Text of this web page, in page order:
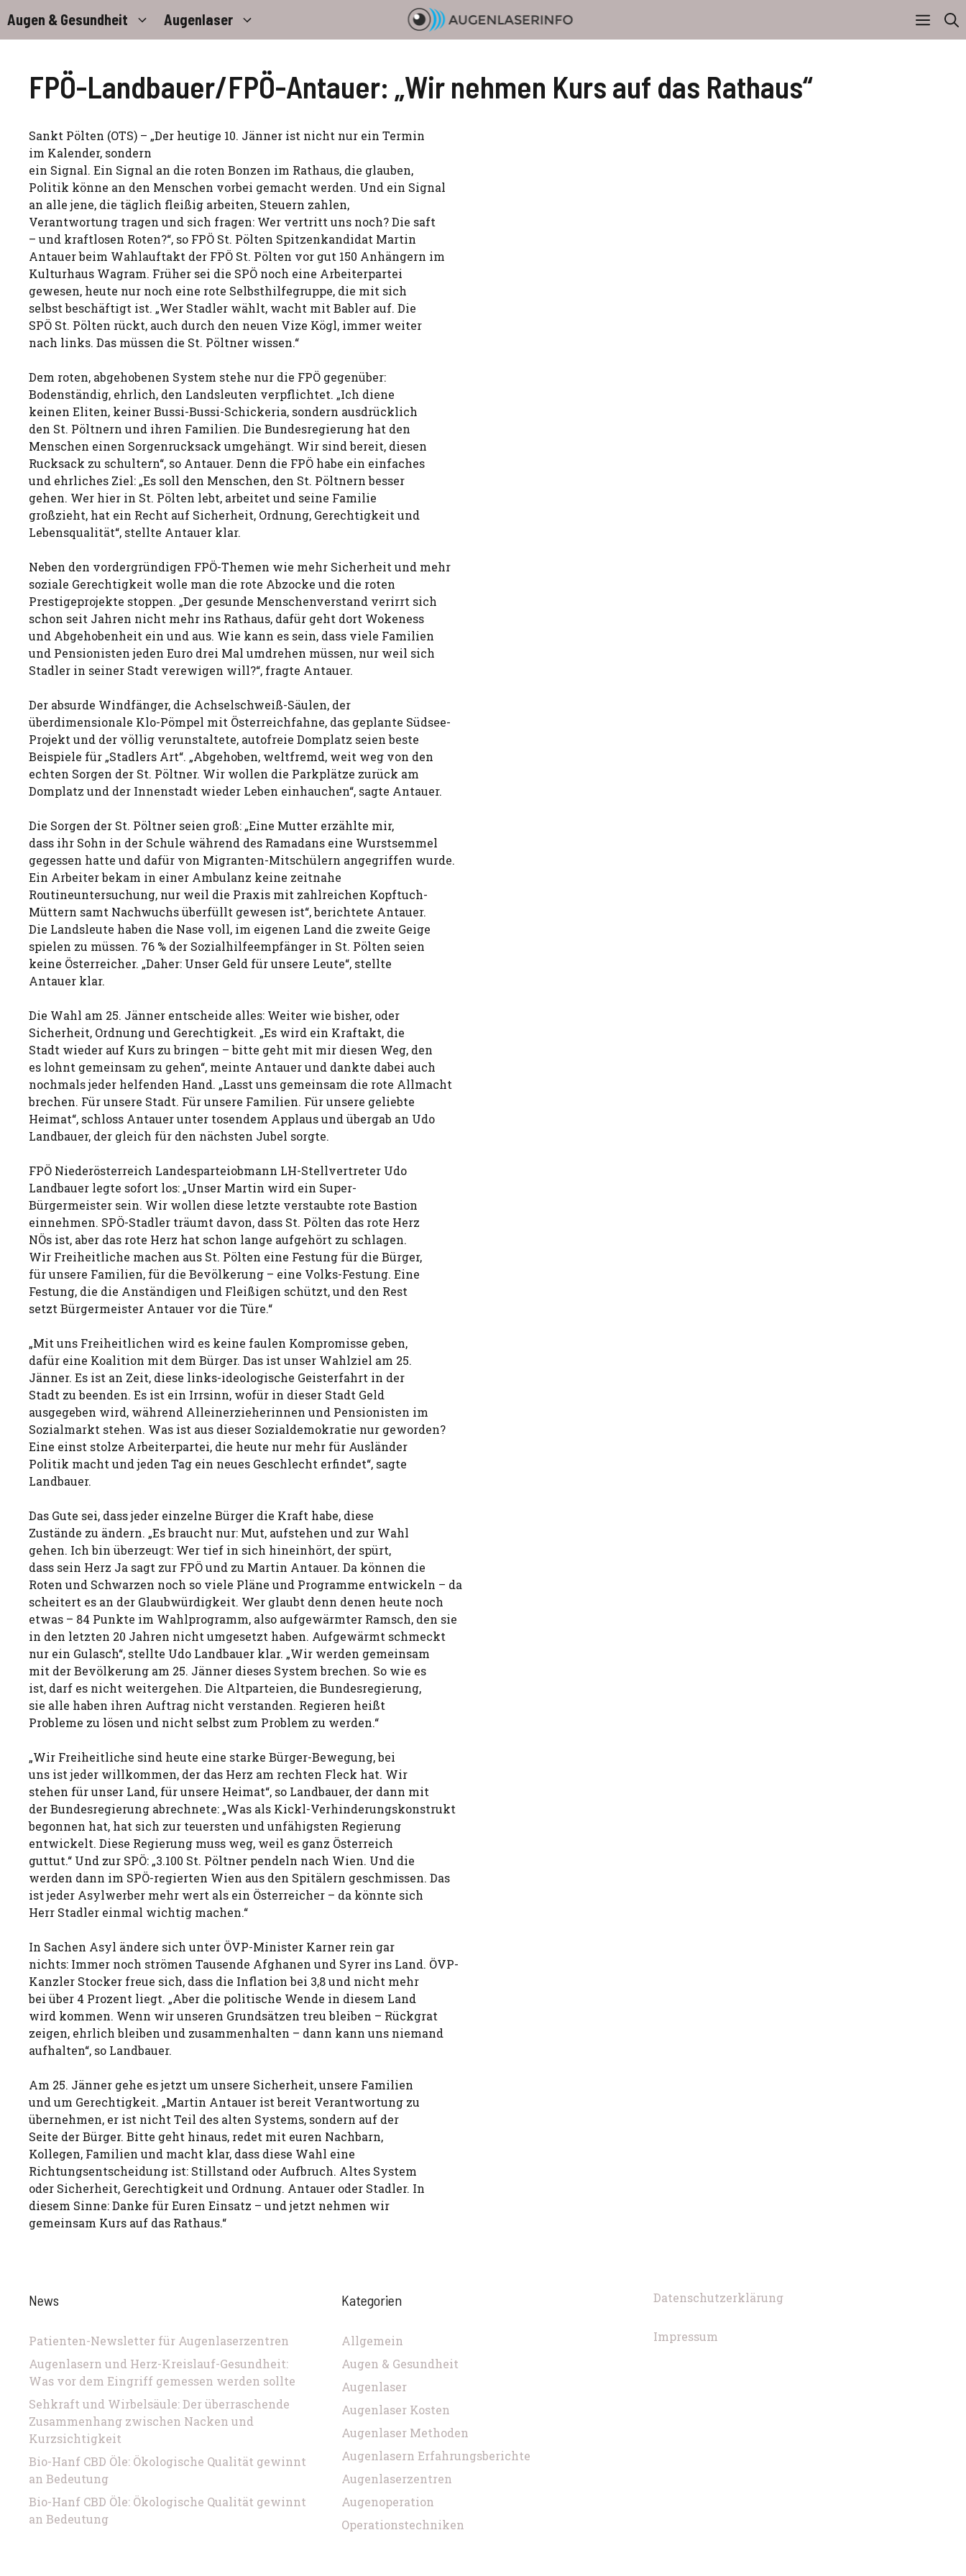
Inhalt
springen
Augen & Gesundheit Augenlaser
FPÖ-Landbauer/FPÖ-Antauer: „Wir nehmen Kurs auf das Rathaus“
Sankt Pölten (OTS) – „Der heutige 10. Jänner ist nicht nur ein Termin
im Kalender, sondern
ein Signal. Ein Signal an die roten Bonzen im Rathaus, die glauben,
Politik könne an den Menschen vorbei gemacht werden. Und ein Signal
an alle jene, die täglich fleißig arbeiten, Steuern zahlen,
Verantwortung tragen und sich fragen: Wer vertritt uns noch? Die saft
– und kraftlosen Roten?“, so FPÖ St. Pölten Spitzenkandidat Martin
Antauer beim Wahlauftakt der FPÖ St. Pölten vor gut 150 Anhängern im
Kulturhaus Wagram. Früher sei die SPÖ noch eine Arbeiterpartei
gewesen, heute nur noch eine rote Selbsthilfegruppe, die mit sich
selbst beschäftigt ist. „Wer Stadler wählt, wacht mit Babler auf. Die
SPÖ St. Pölten rückt, auch durch den neuen Vize Kögl, immer weiter
nach links. Das müssen die St. Pöltner wissen.“
Dem roten, abgehobenen System stehe nur die FPÖ gegenüber:
Bodenständig, ehrlich, den Landsleuten verpflichtet. „Ich diene
keinen Eliten, keiner Bussi-Bussi-Schickeria, sondern ausdrücklich
den St. Pöltnern und ihren Familien. Die Bundesregierung hat den
Menschen einen Sorgenrucksack umgehängt. Wir sind bereit, diesen
Rucksack zu schultern“, so Antauer. Denn die FPÖ habe ein einfaches
und ehrliches Ziel: „Es soll den Menschen, den St. Pöltnern besser
gehen. Wer hier in St. Pölten lebt, arbeitet und seine Familie
großzieht, hat ein Recht auf Sicherheit, Ordnung, Gerechtigkeit und
Lebensqualität“, stellte Antauer klar.
Neben den vordergründigen FPÖ-Themen wie mehr Sicherheit und mehr
soziale Gerechtigkeit wolle man die rote Abzocke und die roten
Prestigeprojekte stoppen. „Der gesunde Menschenverstand verirrt sich
schon seit Jahren nicht mehr ins Rathaus, dafür geht dort Wokeness
und Abgehobenheit ein und aus. Wie kann es sein, dass viele Familien
und Pensionisten jeden Euro drei Mal umdrehen müssen, nur weil sich
Stadler in seiner Stadt verewigen will?“, fragte Antauer.
Der absurde Windfänger, die Achselschweiß-Säulen, der
überdimensionale Klo-Pömpel mit Österreichfahne, das geplante Südsee-
Projekt und der völlig verunstaltete, autofreie Domplatz seien beste
Beispiele für „Stadlers Art“. „Abgehoben, weltfremd, weit weg von den
echten Sorgen der St. Pöltner. Wir wollen die Parkplätze zurück am
Domplatz und der Innenstadt wieder Leben einhauchen“, sagte Antauer.
Die Sorgen der St. Pöltner seien groß: „Eine Mutter erzählte mir,
dass ihr Sohn in der Schule während des Ramadans eine Wurstsemmel
gegessen hatte und dafür von Migranten-Mitschülern angegriffen wurde.
Ein Arbeiter bekam in einer Ambulanz keine zeitnahe
Routineuntersuchung, nur weil die Praxis mit zahlreichen Kopftuch-
Müttern samt Nachwuchs überfüllt gewesen ist“, berichtete Antauer.
Die Landsleute haben die Nase voll, im eigenen Land die zweite Geige
spielen zu müssen. 76 % der Sozialhilfeempfänger in St. Pölten seien
keine Österreicher. „Daher: Unser Geld für unsere Leute“, stellte
Antauer klar.
Die Wahl am 25. Jänner entscheide alles: Weiter wie bisher, oder
Sicherheit, Ordnung und Gerechtigkeit. „Es wird ein Kraftakt, die
Stadt wieder auf Kurs zu bringen – bitte geht mit mir diesen Weg, den
es lohnt gemeinsam zu gehen“, meinte Antauer und dankte dabei auch
nochmals jeder helfenden Hand. „Lasst uns gemeinsam die rote Allmacht
brechen. Für unsere Stadt. Für unsere Familien. Für unsere geliebte
Heimat“, schloss Antauer unter tosendem Applaus und übergab an Udo
Landbauer, der gleich für den nächsten Jubel sorgte.
FPÖ Niederösterreich Landesparteiobmann LH-Stellvertreter Udo
Landbauer legte sofort los: „Unser Martin wird ein Super-
Bürgermeister sein. Wir wollen diese letzte verstaubte rote Bastion
einnehmen. SPÖ-Stadler träumt davon, dass St. Pölten das rote Herz
NÖs ist, aber das rote Herz hat schon lange aufgehört zu schlagen.
Wir Freiheitliche machen aus St. Pölten eine Festung für die Bürger,
für unsere Familien, für die Bevölkerung – eine Volks-Festung. Eine
Festung, die die Anständigen und Fleißigen schützt, und den Rest
setzt Bürgermeister Antauer vor die Türe.“
„Mit uns Freiheitlichen wird es keine faulen Kompromisse geben,
dafür eine Koalition mit dem Bürger. Das ist unser Wahlziel am 25.
Jänner. Es ist an Zeit, diese links-ideologische Geisterfahrt in der
Stadt zu beenden. Es ist ein Irrsinn, wofür in dieser Stadt Geld
ausgegeben wird, während Alleinerzieherinnen und Pensionisten im
Sozialmarkt stehen. Was ist aus dieser Sozialdemokratie nur geworden?
Eine einst stolze Arbeiterpartei, die heute nur mehr für Ausländer
Politik macht und jeden Tag ein neues Geschlecht erfindet“, sagte
Landbauer.
Das Gute sei, dass jeder einzelne Bürger die Kraft habe, diese
Zustände zu ändern. „Es braucht nur: Mut, aufstehen und zur Wahl
gehen. Ich bin überzeugt: Wer tief in sich hineinhört, der spürt,
dass sein Herz Ja sagt zur FPÖ und zu Martin Antauer. Da können die
Roten und Schwarzen noch so viele Pläne und Programme entwickeln – da
scheitert es an der Glaubwürdigkeit. Wer glaubt denn denen heute noch
etwas – 84 Punkte im Wahlprogramm, also aufgewärmter Ramsch, den sie
in den letzten 20 Jahren nicht umgesetzt haben. Aufgewärmt schmeckt
nur ein Gulasch“, stellte Udo Landbauer klar. „Wir werden gemeinsam
mit der Bevölkerung am 25. Jänner dieses System brechen. So wie es
ist, darf es nicht weitergehen. Die Altparteien, die Bundesregierung,
sie alle haben ihren Auftrag nicht verstanden. Regieren heißt
Probleme zu lösen und nicht selbst zum Problem zu werden.“
„Wir Freiheitliche sind heute eine starke Bürger-Bewegung, bei
uns ist jeder willkommen, der das Herz am rechten Fleck hat. Wir
stehen für unser Land, für unsere Heimat“, so Landbauer, der dann mit
der Bundesregierung abrechnete: „Was als Kickl-Verhinderungskonstrukt
begonnen hat, hat sich zur teuersten und unfähigsten Regierung
entwickelt. Diese Regierung muss weg, weil es ganz Österreich
guttut.“ Und zur SPÖ: „3.100 St. Pöltner pendeln nach Wien. Und die
werden dann im SPÖ-regierten Wien aus den Spitälern geschmissen. Das
ist jeder Asylwerber mehr wert als ein Österreicher – da könnte sich
Herr Stadler einmal wichtig machen.“
In Sachen Asyl ändere sich unter ÖVP-Minister Karner rein gar
nichts: Immer noch strömen Tausende Afghanen und Syrer ins Land. ÖVP-
Kanzler Stocker freue sich, dass die Inflation bei 3,8 und nicht mehr
bei über 4 Prozent liegt. „Aber die politische Wende in diesem Land
wird kommen. Wenn wir unseren Grundsätzen treu bleiben – Rückgrat
zeigen, ehrlich bleiben und zusammenhalten – dann kann uns niemand
aufhalten“, so Landbauer.
Am 25. Jänner gehe es jetzt um unsere Sicherheit, unsere Familien
und um Gerechtigkeit. „Martin Antauer ist bereit Verantwortung zu
übernehmen, er ist nicht Teil des alten Systems, sondern auf der
Seite der Bürger. Bitte geht hinaus, redet mit euren Nachbarn,
Kollegen, Familien und macht klar, dass diese Wahl eine
Richtungsentscheidung ist: Stillstand oder Aufbruch. Altes System
oder Sicherheit, Gerechtigkeit und Ordnung. Antauer oder Stadler. In
diesem Sinne: Danke für Euren Einsatz – und jetzt nehmen wir
gemeinsam Kurs auf das Rathaus.“
News
Patienten-Newsletter für Augenlaserzentren
Augenlasern und Herz-Kreislauf-Gesundheit:
Was vor dem Eingriff gemessen werden sollte
Sehkraft und Wirbelsäule: Der überraschende
Zusammenhang zwischen Nacken und
Kurzsichtigkeit
Bio-Hanf CBD Öle: Ökologische Qualität gewinnt
an Bedeutung
Bio-Hanf CBD Öle: Ökologische Qualität gewinnt
an Bedeutung
Kategorien
Allgemein
Augen & Gesundheit
Augenlaser
Augenlaser Kosten
Augenlaser Methoden
Augenlasern Erfahrungsberichte
Augenlaserzentren
Augenoperation
Operationstechniken
Datenschutzerklärung
Impressum